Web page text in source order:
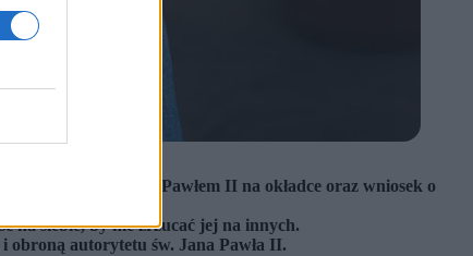
"NIE" z Janem Pawłem II na okładce oraz wniosek o
na siebie, by nie zrzucać jej na innych.
obroną autorytetu św. Jana Pawła II.